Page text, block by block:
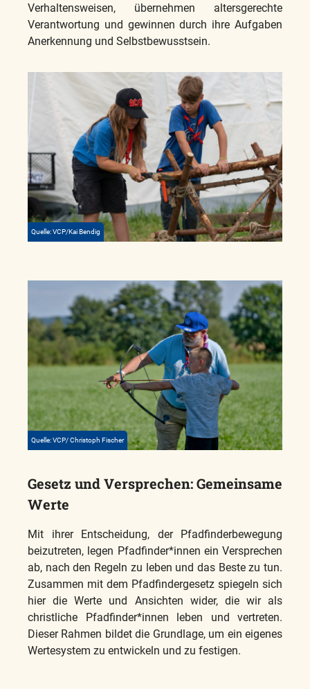
Verhaltensweisen, übernehmen altersgerechte
Verantwortung und gewinnen durch ihre Aufgaben
Anerkennung und Selbstbewusstsein.
Quelle: VCP/Kai Bendig
Quelle: VCP/ Christoph Fischer
Gesetz und Versprechen: Gemeinsame
Werte
Mit ihrer Entscheidung, der Pfadfinderbewegung
beizutreten, legen Pfadfinder*innen ein Versprechen
ab, nach den Regeln zu leben und das Beste zu tun.
Zusammen mit dem Pfadfindergesetz spiegeln sich
hier die Werte und Ansichten wider, die wir als
christliche Pfadfinder*innen leben und vertreten.
Dieser Rahmen bildet die Grundlage, um ein eigenes
Wertesystem zu entwickeln und zu festigen.